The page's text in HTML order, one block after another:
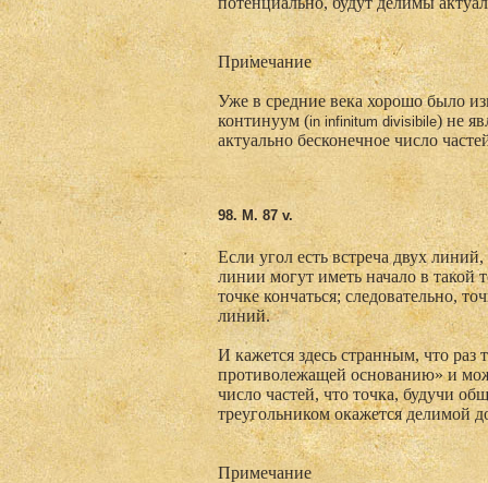
Примечание
Уже в средние века хорошо было
континуум (in infinitum divisibile) не
актуально бесконечное число
98. M. 87 v.
Если угол есть встреча двух
линии могут иметь начало в такой
точке кончаться; следовательно,
линий.
И кажется здесь странным, что раз
противолежащей основанию» и
число частей, что точка, будучи
треугольником окажется делимой
Примечание